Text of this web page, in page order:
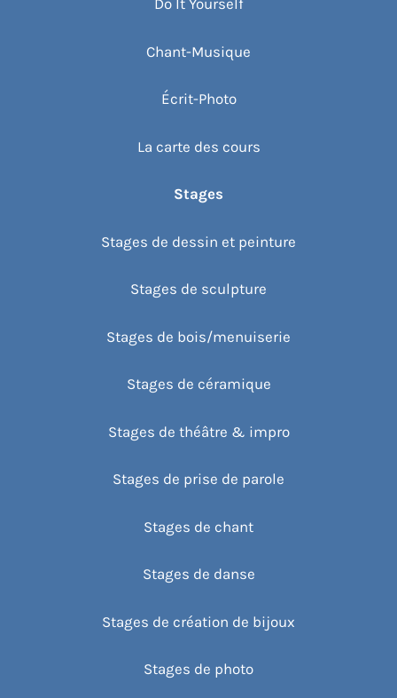
Do It Yourself
Chant-Musique
Écrit-Photo
La carte des cours
Stages
Stages de dessin et peinture
Stages de sculpture
Stages de bois/menuiserie
Stages de céramique
Stages de théâtre & impro
Stages de prise de parole
Stages de chant
Stages de danse
Stages de création de bijoux
Stages de photo